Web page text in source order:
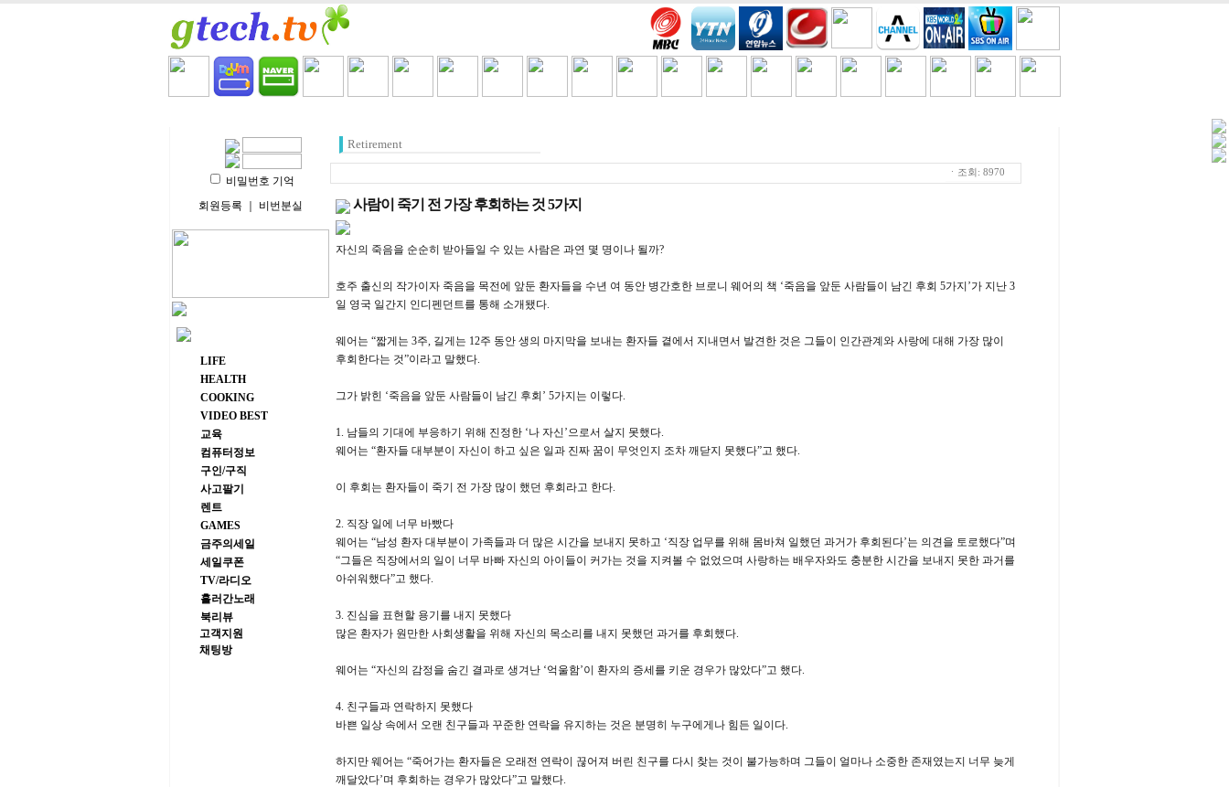
비밀번호 기억
회원등록
비번분실
주요 메뉴
LIFE
HEALTH
COOKING
VIDEO BEST
교육
컴퓨터정보
구인/구직
사고팔기
렌트
GAMES
금주의세일
세일쿠폰
TV/라디오
흘러간노래
북리뷰
고객지원
채팅방
Retirement
ㆍ조회: 8970
사람이 죽기 전 가장 후회하는 것 5가지
자신의 죽음을 순순히 받아들일 수 있는 사람은 과연 몇 명이나 될까?
호주 출신의 작가이자 죽음을 목전에 앞둔 환자들을 수년 여 동안 병간호한 브로니 웨어의 책 ‘죽음을 앞둔 사람들이 남긴 후회 5가지’가 지난 3
일 영국 일간지 인디펜던트를 통해 소개됐다.
웨어는 “짧게는 3주, 길게는 12주 동안 생의 마지막을 보내는 환자들 곁에서 지내면서 발견한 것은 그들이 인간관계와 사랑에 대해 가장 많이
후회한다는 것”이라고 말했다.
그가 밝힌 ‘죽음을 앞둔 사람들이 남긴 후회’ 5가지는 이렇다.
1. 남들의 기대에 부응하기 위해 진정한 ‘나 자신’으로서 살지 못했다.
웨어는 “환자들 대부분이 자신이 하고 싶은 일과 진짜 꿈이 무엇인지 조차 깨닫지 못했다”고 했다.
이 후회는 환자들이 죽기 전 가장 많이 했던 후회라고 한다.
2. 직장 일에 너무 바빴다
웨어는 “남성 환자 대부분이 가족들과 더 많은 시간을 보내지 못하고 ‘직장 업무를 위해 몸바쳐 일했던 과거가 후회된다’는 의견을 토로했다”며
“그들은 직장에서의 일이 너무 바빠 자신의 아이들이 커가는 것을 지켜볼 수 없었으며 사랑하는 배우자와도 충분한 시간을 보내지 못한 과거를
아쉬워했다”고 했다.
3. 진심을 표현할 용기를 내지 못했다
많은 환자가 원만한 사회생활을 위해 자신의 목소리를 내지 못했던 과거를 후회했다.
웨어는 “자신의 감정을 숨긴 결과로 생겨난 ‘억울함’이 환자의 증세를 키운 경우가 많았다”고 했다.
4. 친구들과 연락하지 못했다
바쁜 일상 속에서 오랜 친구들과 꾸준한 연락을 유지하는 것은 분명히 누구에게나 힘든 일이다.
하지만 웨어는 “죽어가는 환자들은 오래전 연락이 끊어져 버린 친구를 다시 찾는 것이 불가능하며 그들이 얼마나 소중한 존재였는지 너무 늦게
깨달았다’며 후회하는 경우가 많았다”고 말했다.